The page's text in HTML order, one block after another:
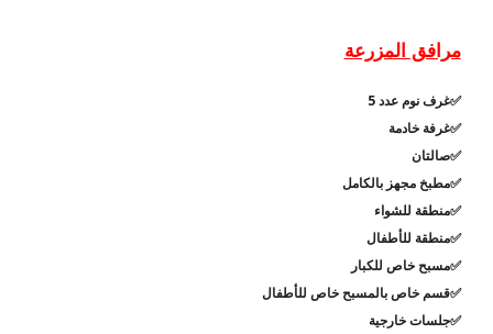
مرافق المزرعة
غرف نوم عدد 5✅
غرفة خادمة✅
صالتان✅
مطبخ مجهز بالكامل✅
منطقة للشواء✅
منطقة للأطفال✅
مسبح خاص للكبار✅
قسم خاص بالمسبح خاص للأطفال✅
جلسات خارجية✅